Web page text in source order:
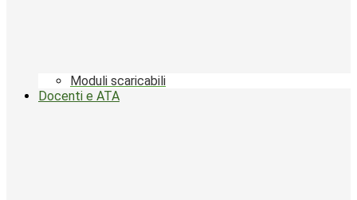
Moduli scaricabili
Docenti e ATA